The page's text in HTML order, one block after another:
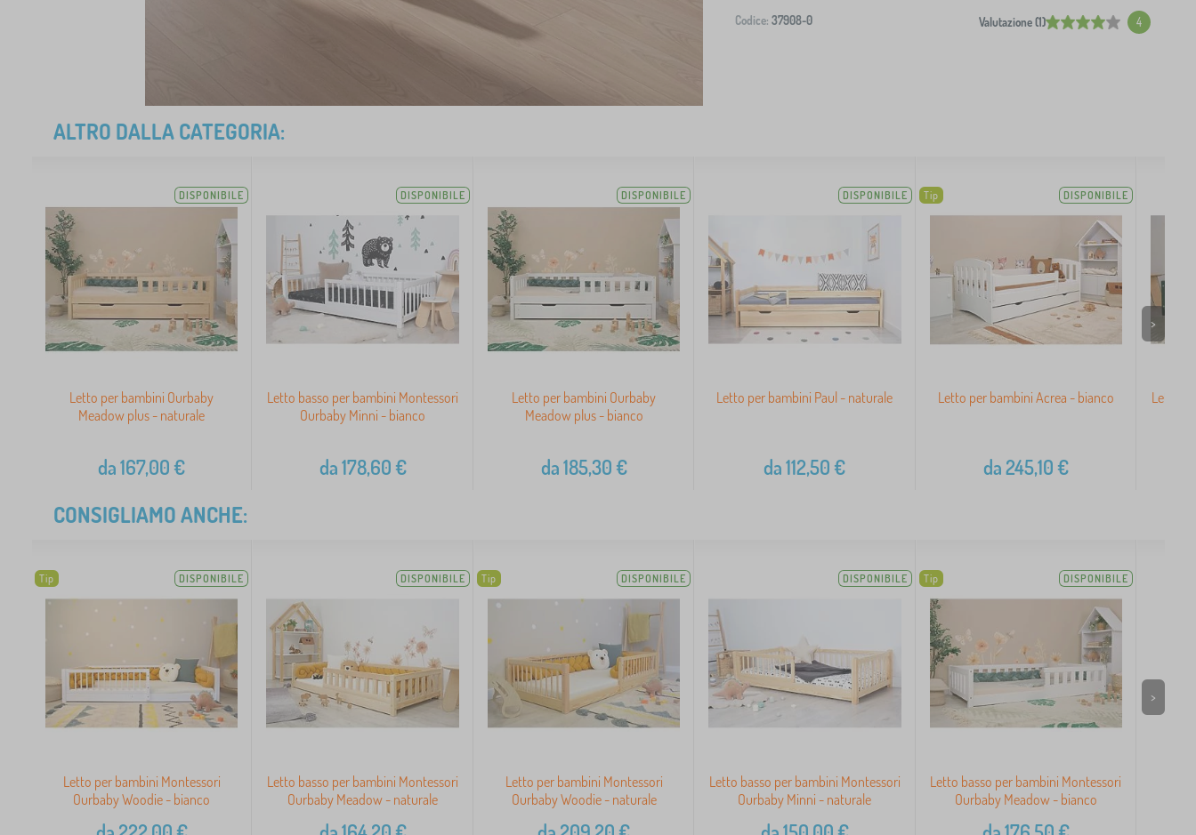
Codice: 37908-0 Valutazione (1) 4
ALTRO DALLA CATEGORIA:
DISPONIBILE
Letto per bambini Ourbaby
Meadow plus - naturale
da167,00€
DISPONIBILE
Letto basso per bambini Montessori
Ourbaby Minni - bianco
da178,60€
DISPONIBILE
Letto per bambini Ourbaby
Meadow plus - bianco
da185,30€
DISPONIBILE
Letto per bambini Paul - naturale
da112,50€
Tip DISPONIBILE
Letto per bambini Acrea - bianco
da245,10€
Letto
>
CONSIGLIAMO ANCHE:
Tip DISPONIBILE
Letto per bambini Montessori
Ourbaby Woodie - bianco
DISPONIBILE
Letto basso per bambini Montessori
Ourbaby Meadow - naturale
Tip DISPONIBILE
Letto per bambini Montessori
Ourbaby Woodie - naturale
DISPONIBILE
Letto basso per bambini Montessori
Ourbaby Minni - naturale
Tip DISPONIBILE
Letto basso per bambini Montessori
Ourbaby Meadow - bianco
>